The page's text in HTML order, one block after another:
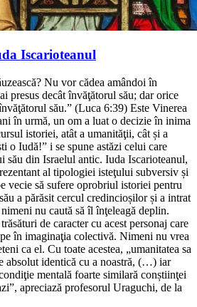
Iscarioteanul
Nu vor cădea amândoi în
presus decât învăţătorul său; dar orice
său.” (Luca 6:39) Este Vinerea
în urmă, un om a luat o decizie în inima
istoriei, atât a umanităţii, cât și a
o Iudă!” i se spune astăzi celui care
său din Israelul antic. Iuda Iscarioteanul,
al tipologiei isteţului subversiv și
vecie să sufere oprobriul istoriei pentru
a părăsit cercul credincioșilor și a intrat
nu caută să îl înţeleagă deplin.
de caracter cu acest personaj care
în imaginaţia colectivă. Nimeni nu vrea
ca el. Cu toate acestea, „umanitatea sa
absolut identică cu a noastră, (…) iar
mentală foarte similară conștiinţei
apreciază profesorul Uraguchi, de la